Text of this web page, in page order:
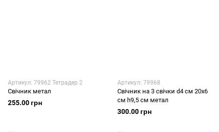
Артикул: 79962 Тетрадер 2
Свічник метал
255.00 грн
Артикул: 79968
Свічник на 3 свічки d4 см 20х6
см h9,5 см метал
300.00 грн